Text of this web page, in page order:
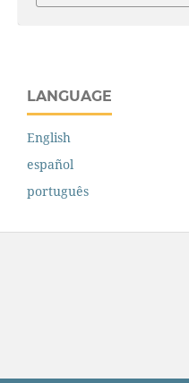
LANGUAGE
English
español
português